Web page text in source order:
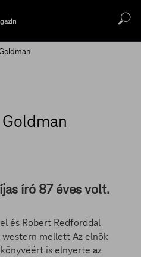
író 87 éves volt.
és Robert Redforddal
mellett Az elnök
is elnyerte az